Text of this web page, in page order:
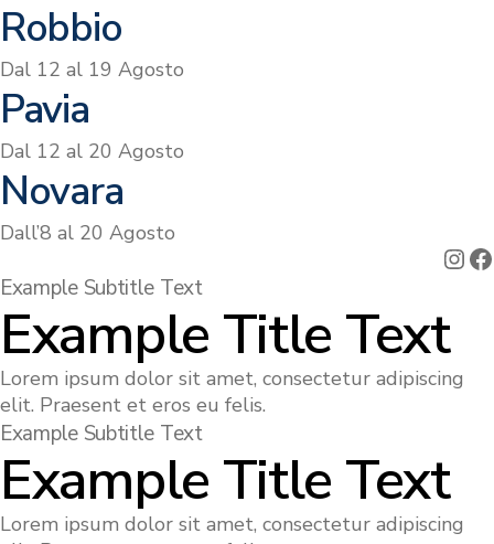
Robbio
Dal 12 al 19 Agosto
Pavia
Dal 12 al 20 Agosto
Novara
Dall’8 al 20 Agosto
Example Subtitle Text
Example Title Text
Lorem ipsum dolor sit amet, consectetur adipiscing
elit. Praesent et eros eu felis.
Example Subtitle Text
Example Title Text
Lorem ipsum dolor sit amet, consectetur adipiscing